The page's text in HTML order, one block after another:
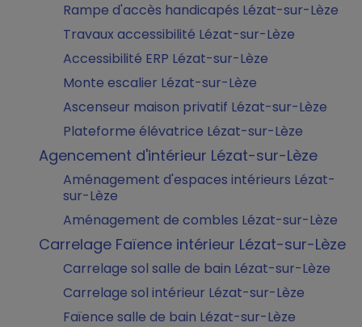
Rampe d'accès handicapés Lézat-sur-Lèze
Travaux accessibilité Lézat-sur-Lèze
Accessibilité ERP Lézat-sur-Lèze
Monte escalier Lézat-sur-Lèze
Ascenseur maison privatif Lézat-sur-Lèze
Plateforme élévatrice Lézat-sur-Lèze
Agencement d'intérieur Lézat-sur-Lèze
Aménagement d'espaces intérieurs Lézat-
sur-Lèze
Aménagement de combles Lézat-sur-Lèze
Carrelage Faïence intérieur Lézat-sur-Lèze
Carrelage sol salle de bain Lézat-sur-Lèze
Carrelage sol intérieur Lézat-sur-Lèze
Faïence salle de bain Lézat-sur-Lèze